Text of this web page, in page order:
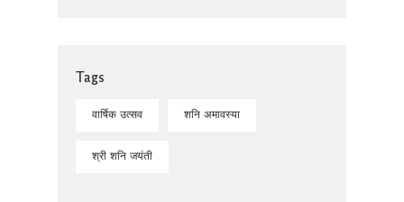
Tags
वार्षिक उत्सव शनि अमावस्या
श्री शनि जयंती